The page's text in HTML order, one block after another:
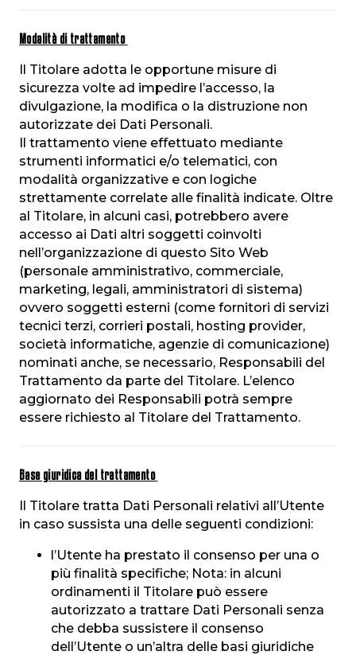
Modalità di trattamento
Il Titolare adotta le opportune misure di
sicurezza volte ad impedire l’accesso, la
divulgazione, la modifica o la distruzione non
autorizzate dei Dati Personali.
Il trattamento viene effettuato mediante
strumenti informatici e/o telematici, con
modalità organizzative e con logiche
strettamente correlate alle finalità indicate. Oltre
al Titolare, in alcuni casi, potrebbero avere
accesso ai Dati altri soggetti coinvolti
nell’organizzazione di questo Sito Web
(personale amministrativo, commerciale,
marketing, legali, amministratori di sistema)
ovvero soggetti esterni (come fornitori di servizi
tecnici terzi, corrieri postali, hosting provider,
società informatiche, agenzie di comunicazione)
nominati anche, se necessario, Responsabili del
Trattamento da parte del Titolare. L’elenco
aggiornato dei Responsabili potrà sempre
essere richiesto al Titolare del Trattamento.
Base giuridica del trattamento
Il Titolare tratta Dati Personali relativi all’Utente
in caso sussista una delle seguenti condizioni:
l’Utente ha prestato il consenso per una o
più finalità specifiche; Nota: in alcuni
ordinamenti il Titolare può essere
autorizzato a trattare Dati Personali senza
che debba sussistere il consenso
dell’Utente o un’altra delle basi giuridiche